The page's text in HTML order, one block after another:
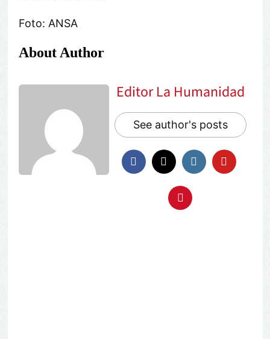
Foto: ANSA
About Author
Editor La Humanidad
See author's posts